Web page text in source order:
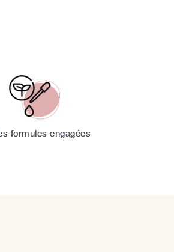
formules engagées